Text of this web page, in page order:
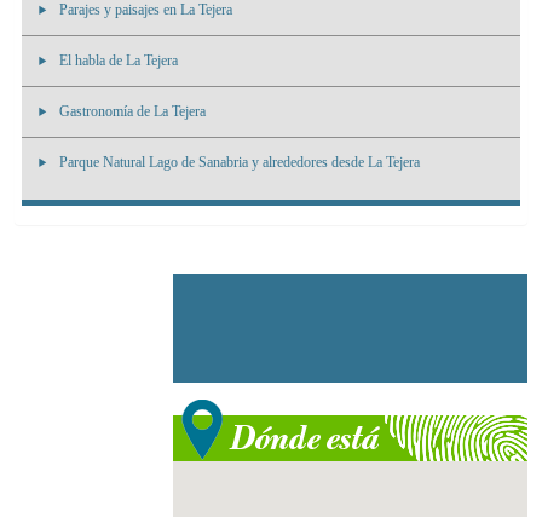
Parajes y paisajes en La Tejera
El habla de La Tejera
Gastronomía de La Tejera
Parque Natural Lago de Sanabria y alrededores desde La Tejera